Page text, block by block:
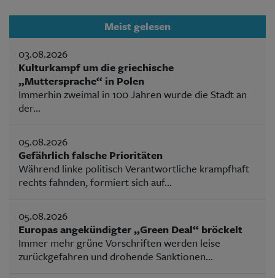
Meist gelesen
03.08.2026
Kulturkampf um die griechische
„Muttersprache“ in Polen
Immerhin zweimal in 100 Jahren wurde die Stadt an
der...
05.08.2026
Gefährlich falsche Prioritäten
Während linke politisch Verantwortliche krampfhaft
rechts fahnden, formiert sich auf...
05.08.2026
Europas angekündigter „Green Deal“ bröckelt
Immer mehr grüne Vorschriften werden leise
zurückgefahren und drohende Sanktionen...